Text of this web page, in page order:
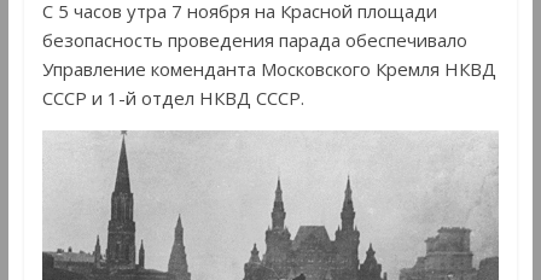
С 5 часов утра 7 ноября на Красной площади
безопасность проведения парада обеспечивало
Управление коменданта Московского Кремля НКВД
СССР и 1-й отдел НКВД СССР.